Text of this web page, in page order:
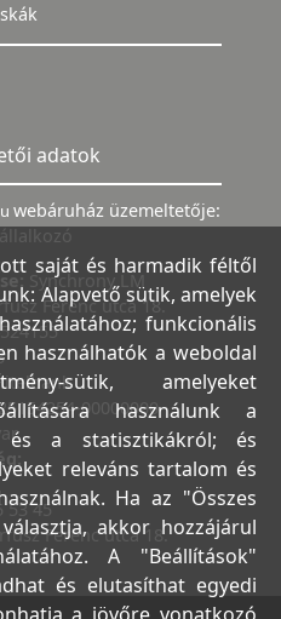
adatok
webáruház üzemeltetője:
Synchrony LM
Ferenc utca 18.
00000000
53 45
Ferenc utca 18.
saját és harmadik féltől
Alapvető sütik, amelyek
funkcionális
használhatók a weboldal
sütik, amelyeket
használunk a
és a statisztikákról; és
releváns tartalom és
Ha az "Összes
akkor hozzájárul
A "Beállítások"
és elutasíthat egyedi